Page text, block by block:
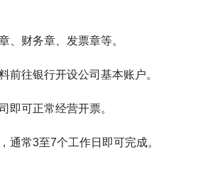
、财务章、发票章等。
前往银行开设公司基本账户。
即可正常经营开票。
通常3至7个工作日即可完成。